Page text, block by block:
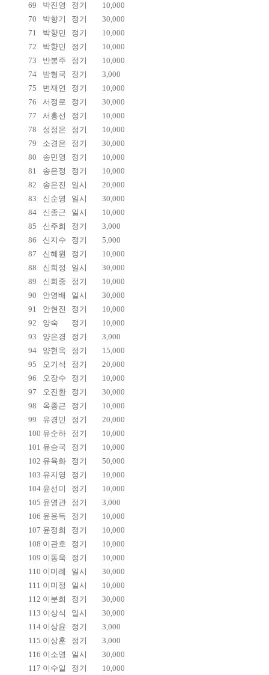
69
박진영 정기
10,000
70
박향기 정기
30,000
71
박향민 정기
10,000
72
박향민 정기
10,000
73
반봉주 정기
10,000
74
방형국 정기
3,000
75
변재연 정기
10,000
76
서정로 정기
30,000
77
서흥선 정기
10,000
78
성정은 정기
10,000
79
소경은 정기
30,000
80
송민영 정기
10,000
81
송은정 정기
10,000
82
송은진 일시
20,000
83
신순영 일시
30,000
84
신종근 일시
10,000
85
신주희 정기
3,000
86
신지수 정기
5,000
87
신혜원 정기
10,000
88
신희정 일시
30,000
89
신희중 정기
10,000
90
안영배 일시
30,000
91
안현진 정기
10,000
92
양숙 정기
10,000
93
양은경 정기
3,000
94
양현옥 정기
15,000
95
오기석 정기
20,000
96
오장수 정기
10,000
97
오진환 정기
30,000
98
옥종근 정기
10,000
99
유경민 정기
20,000
100 유순하 정기
10,000
101 유승국 정기
10,000
102 유육화 정기
50,000
103 유지영 정기
10,000
104 윤선미 정기
10,000
105 윤영관 정기
3,000
106 윤용득 정기
10,000
107 윤정희 정기
10,000
108 이관호 정기
10,000
109 이동욱 정기
10,000
110 이미례 일시
30,000
111 이미정 일시
10,000
112 이분희 정기
30,000
113 이상식 일시
30,000
114 이상윤 정기
3,000
115 이상훈 정기
3,000
116 이소영 일시
30,000
117 이수일 정기 10,000